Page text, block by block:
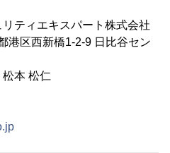
ティエキスパート株式会社
区西新橋1-2-9 日比谷セン
本 松仁